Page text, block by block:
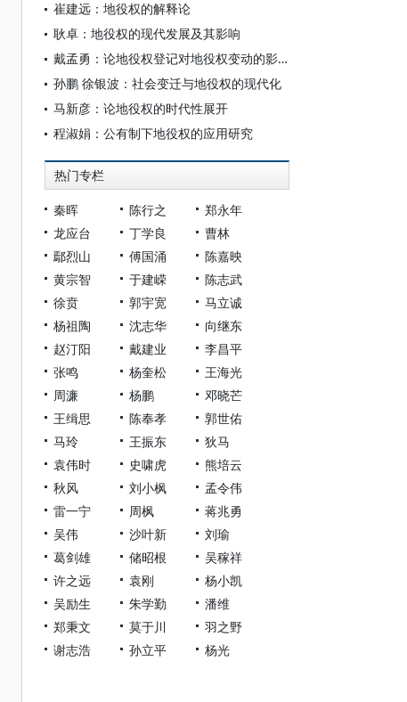
崔建远：地役权的解释论
耿卓：地役权的现代发展及其影响
戴孟勇：论地役权登记对地役权变动的影响
孙鹏 徐银波：社会变迁与地役权的现代化
马新彦：论地役权的时代性展开
程淑娟：公有制下地役权的应用研究
热门专栏
秦晖 陈行之
郑永年
龙应台
丁学良
曹林
鄢烈山
傅国涌
陈嘉映
黄宗智
于建嵘
陈志武
徐贲
郭宇宽
马立诚
杨祖陶
沈志华
向继东
赵汀阳
戴建业
李昌平
张鸣
杨奎松
王海光
周濂
杨鹏
邓晓芒
王缉思
陈奉孝
郭世佑
马玲
王振东
狄马
袁伟时
史啸虎
熊培云
秋风
刘小枫
孟令伟
雷一宁
周枫
蒋兆勇
吴伟
沙叶新
刘瑜
葛剑雄
储昭根
吴稼祥
许之远
袁刚
杨小凯
吴励生
朱学勤
潘维
郑秉文
莫于川
羽之野
谢志浩
孙立平 杨光